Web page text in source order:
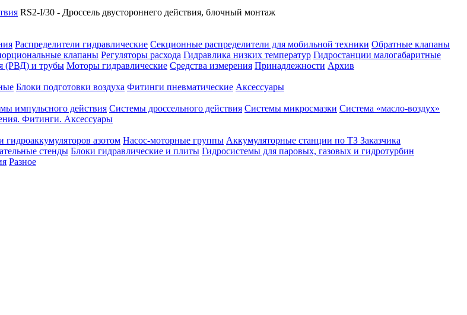
RS2-I/30 - Дроссель двустороннего действия, блочный монтаж
Распределители гидравлические Секционные распределители для мобильной техники Обратные клапаны
клапаны Регуляторы расхода Гидравлика низких температур Гидростанции малогабаритные
(РВД) и трубы Моторы гидравлические Средства измерения Принадлежности Архив
Блоки подготовки воздуха Фитинги пневматические Аксессуары
импульсного действия Системы дроссельного действия Системы микросмазки Система «масло-воздух»
Фитинги. Аксессуары
гидроаккумуляторов азотом Насос-моторные группы Аккумуляторные станции по ТЗ Заказчика
стенды Блоки гидравлические и плиты Гидросистемы для паровых, газовых и гидротурбин
Разное